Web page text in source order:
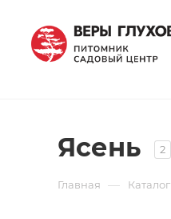
Ясень 2
Главная — Каталог